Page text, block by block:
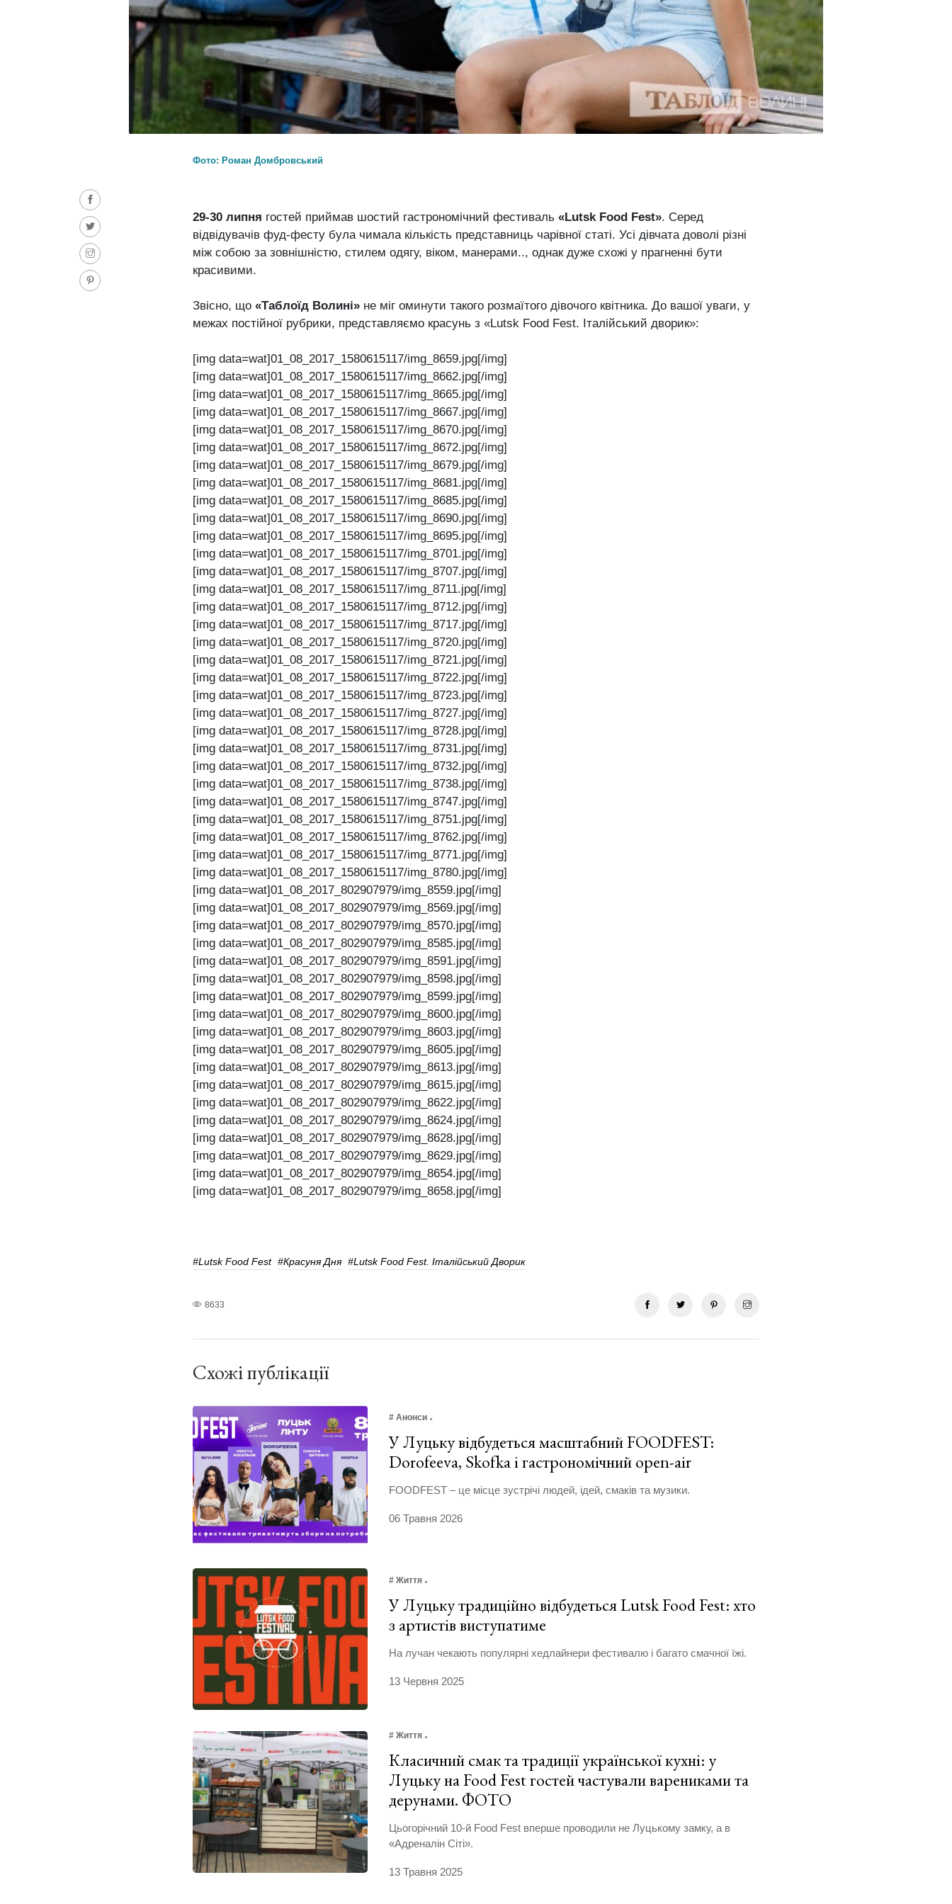
Фото: Роман Домбровський
29-30 липня гостей приймав шостий гастрономічний фестиваль «Lutsk Food Fest». Серед
відвідувачів фуд-фесту була чимала кількість представниць чарівної статі. Усі дівчата доволі різні
між собою за зовнішністю, стилем одягу, віком, манерами.., однак дуже схожі у прагненні бути
красивими.
Звісно, що «Таблоїд Волині» не міг оминути такого розмаїтого дівочого квітника. До вашої уваги, у
межах постійної рубрики, представляємо красунь з «Lutsk Food Fest. Італійський дворик»:
[img data=wat]01_08_2017_1580615117/img_8659.jpg[/img]
[img data=wat]01_08_2017_1580615117/img_8662.jpg[/img]
[img data=wat]01_08_2017_1580615117/img_8665.jpg[/img]
[img data=wat]01_08_2017_1580615117/img_8667.jpg[/img]
[img data=wat]01_08_2017_1580615117/img_8670.jpg[/img]
[img data=wat]01_08_2017_1580615117/img_8672.jpg[/img]
[img data=wat]01_08_2017_1580615117/img_8679.jpg[/img]
[img data=wat]01_08_2017_1580615117/img_8681.jpg[/img]
[img data=wat]01_08_2017_1580615117/img_8685.jpg[/img]
[img data=wat]01_08_2017_1580615117/img_8690.jpg[/img]
[img data=wat]01_08_2017_1580615117/img_8695.jpg[/img]
[img data=wat]01_08_2017_1580615117/img_8701.jpg[/img]
[img data=wat]01_08_2017_1580615117/img_8707.jpg[/img]
[img data=wat]01_08_2017_1580615117/img_8711.jpg[/img]
[img data=wat]01_08_2017_1580615117/img_8712.jpg[/img]
[img data=wat]01_08_2017_1580615117/img_8717.jpg[/img]
[img data=wat]01_08_2017_1580615117/img_8720.jpg[/img]
[img data=wat]01_08_2017_1580615117/img_8721.jpg[/img]
[img data=wat]01_08_2017_1580615117/img_8722.jpg[/img]
[img data=wat]01_08_2017_1580615117/img_8723.jpg[/img]
[img data=wat]01_08_2017_1580615117/img_8727.jpg[/img]
[img data=wat]01_08_2017_1580615117/img_8728.jpg[/img]
[img data=wat]01_08_2017_1580615117/img_8731.jpg[/img]
[img data=wat]01_08_2017_1580615117/img_8732.jpg[/img]
[img data=wat]01_08_2017_1580615117/img_8738.jpg[/img]
[img data=wat]01_08_2017_1580615117/img_8747.jpg[/img]
[img data=wat]01_08_2017_1580615117/img_8751.jpg[/img]
[img data=wat]01_08_2017_1580615117/img_8762.jpg[/img]
[img data=wat]01_08_2017_1580615117/img_8771.jpg[/img]
[img data=wat]01_08_2017_1580615117/img_8780.jpg[/img]
[img data=wat]01_08_2017_802907979/img_8559.jpg[/img]
[img data=wat]01_08_2017_802907979/img_8569.jpg[/img]
[img data=wat]01_08_2017_802907979/img_8570.jpg[/img]
[img data=wat]01_08_2017_802907979/img_8585.jpg[/img]
[img data=wat]01_08_2017_802907979/img_8591.jpg[/img]
[img data=wat]01_08_2017_802907979/img_8598.jpg[/img]
[img data=wat]01_08_2017_802907979/img_8599.jpg[/img]
[img data=wat]01_08_2017_802907979/img_8600.jpg[/img]
[img data=wat]01_08_2017_802907979/img_8603.jpg[/img]
[img data=wat]01_08_2017_802907979/img_8605.jpg[/img]
[img data=wat]01_08_2017_802907979/img_8613.jpg[/img]
[img data=wat]01_08_2017_802907979/img_8615.jpg[/img]
[img data=wat]01_08_2017_802907979/img_8622.jpg[/img]
[img data=wat]01_08_2017_802907979/img_8624.jpg[/img]
[img data=wat]01_08_2017_802907979/img_8628.jpg[/img]
[img data=wat]01_08_2017_802907979/img_8629.jpg[/img]
[img data=wat]01_08_2017_802907979/img_8654.jpg[/img]
[img data=wat]01_08_2017_802907979/img_8658.jpg[/img]
#Lutsk Food Fest #красуня Дня #Lutsk Food Fest. Італійський Дворик
8633
Схожі публікації
# Анонси
У Луцьку відбудеться масштабний FOODFEST:
Dorofeeva, Skofka і гастрономічний open-air
FOODFEST – це місце зустрічі людей, ідей, смаків та музики.
06 Травня 2026
# Життя
У Луцьку традиційно відбудеться Lutsk Food Fest: хто
з артистів виступатиме
На лучан чекають популярні хедлайнери фестивалю і багато смачної їжі.
13 Червня 2025
# Життя
Класичний смак та традиції української кухні: у
Луцьку на Food Fest гостей частували варениками та
дерунами. ФОТО
Цьогорічний 10-й Food Fest вперше проводили не Луцькому замку, а в
«Адреналін Сіті».
13 Травня 2025